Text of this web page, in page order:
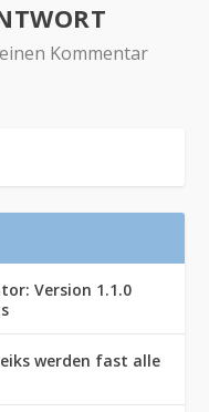
Kommentar
Version 1.1.0
werden fast alle